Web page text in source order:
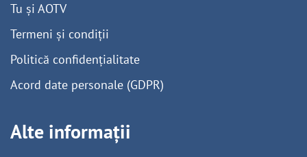
Tu și AOTV
Termeni și condiții
Politică confidențialitate
Acord date personale (GDPR)
Alte informații